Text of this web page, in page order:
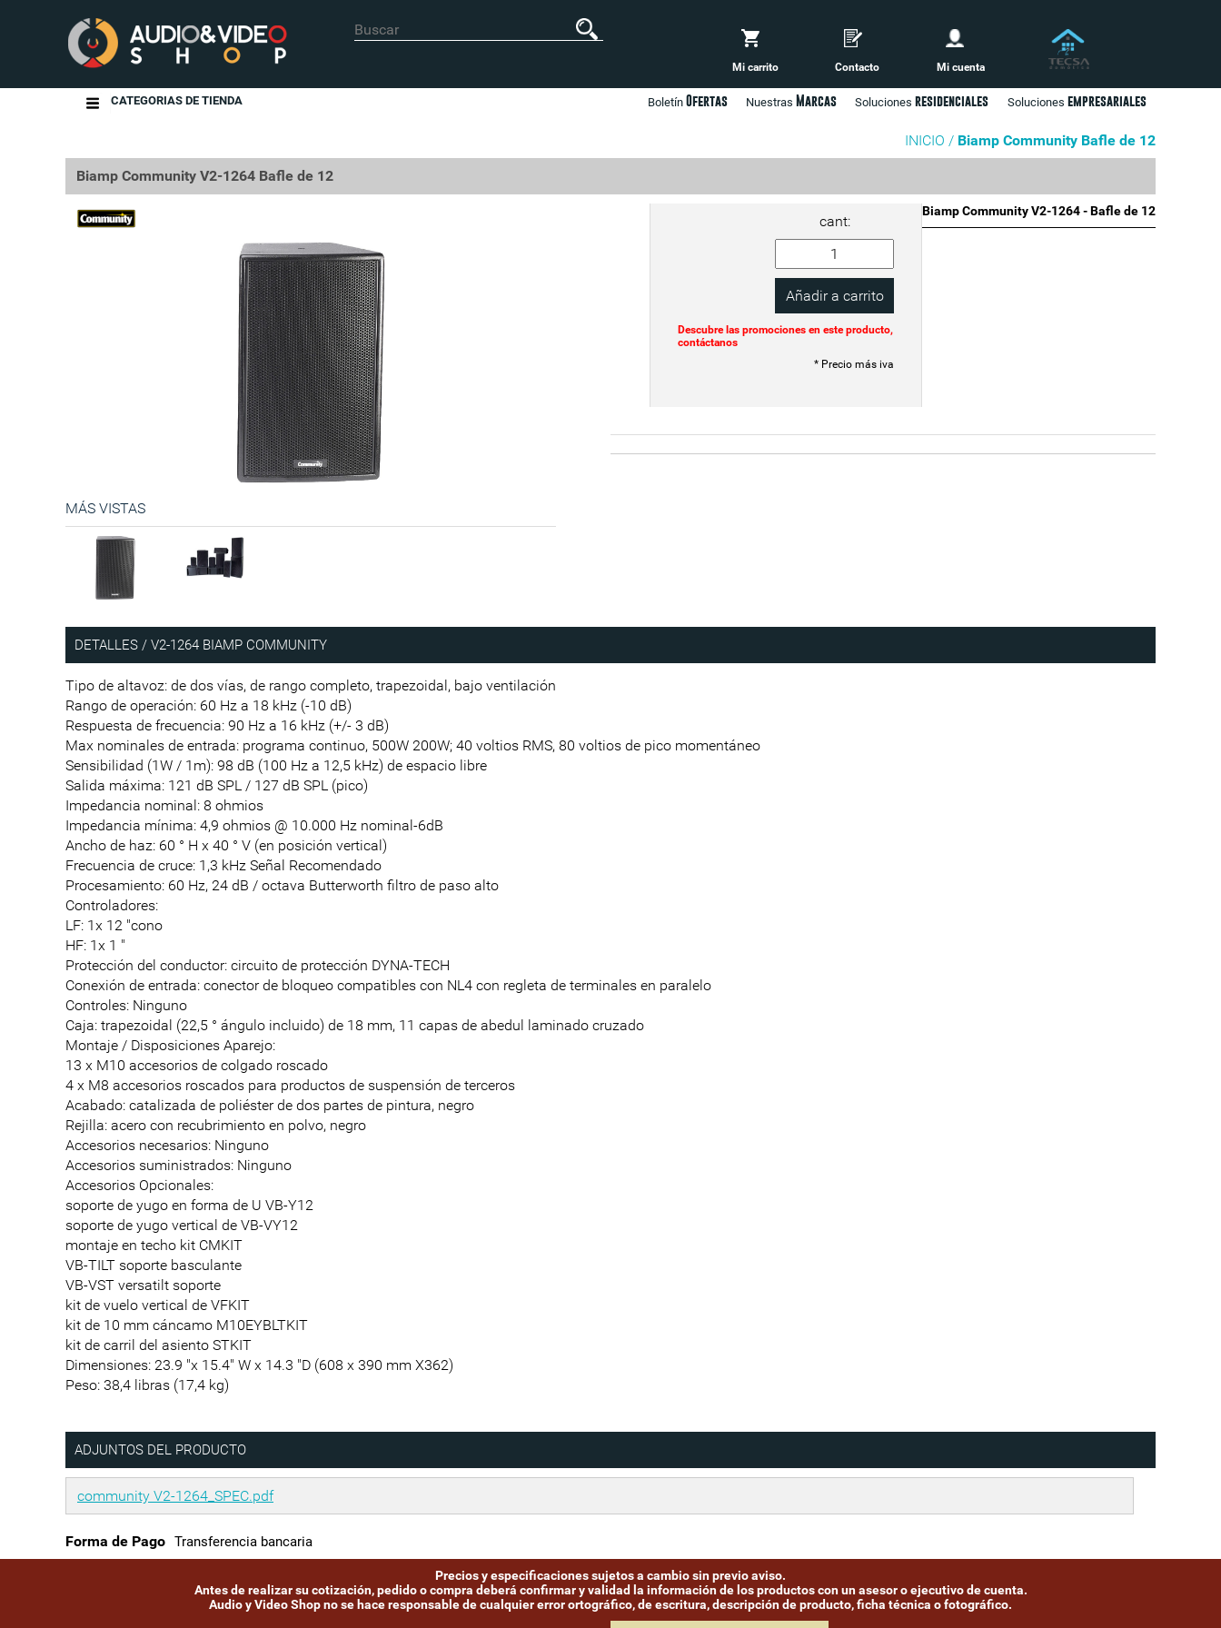
Mi carrito Contacto Mi cuenta
Soluciones empresariales
Soluciones residenciales
Nuestras Marcas
Boletín Ofertas
CATEGORIAS DE TIENDA
INICIO / Biamp Community Bafle de 12
Biamp Community V2-1264 Bafle de 12
MÁS VISTAS
Biamp Community V2-1264 - Bafle de 12
cant:
Descubre las promociones en este producto,
contáctanos
* Precio más iva
DETALLES / V2-1264 BIAMP COMMUNITY
Tipo de altavoz: de dos vías, de rango completo, trapezoidal, bajo ventilación
Rango de operación: 60 Hz a 18 kHz (-10 dB)
Respuesta de frecuencia: 90 Hz a 16 kHz (+/- 3 dB)
Max nominales de entrada: programa continuo, 500W 200W; 40 voltios RMS, 80 voltios de pico momentáneo
Sensibilidad (1W / 1m): 98 dB (100 Hz a 12,5 kHz) de espacio libre
Salida máxima: 121 dB SPL / 127 dB SPL (pico)
Impedancia nominal: 8 ohmios
Impedancia mínima: 4,9 ohmios @ 10.000 Hz nominal-6dB
Ancho de haz: 60 ° H x 40 ° V (en posición vertical)
Frecuencia de cruce: 1,3 kHz Señal Recomendado
Procesamiento: 60 Hz, 24 dB / octava Butterworth filtro de paso alto
Controladores:
LF: 1x 12 "cono
HF: 1x 1 "
Protección del conductor: circuito de protección DYNA-TECH
Conexión de entrada: conector de bloqueo compatibles con NL4 con regleta de terminales en paralelo
Controles: Ninguno
Caja: trapezoidal (22,5 ° ángulo incluido) de 18 mm, 11 capas de abedul laminado cruzado
Montaje / Disposiciones Aparejo:
13 x M10 accesorios de colgado roscado
4 x M8 accesorios roscados para productos de suspensión de terceros
Acabado: catalizada de poliéster de dos partes de pintura, negro
Rejilla: acero con recubrimiento en polvo, negro
Accesorios necesarios: Ninguno
Accesorios suministrados: Ninguno
Accesorios Opcionales:
soporte de yugo en forma de U VB-Y12
soporte de yugo vertical de VB-VY12
montaje en techo kit CMKIT
VB-TILT soporte basculante
VB-VST versatilt soporte
kit de vuelo vertical de VFKIT
kit de 10 mm cáncamo M10EYBLTKIT
kit de carril del asiento STKIT
Dimensiones: 23.9 "x 15.4" W x 14.3 "D (608 x 390 mm X362)
Peso: 38,4 libras (17,4 kg)
ADJUNTOS DEL PRODUCTO
community V2-1264_SPEC.pdf
Forma de Pago Transferencia bancaria
Precios y especificaciones sujetos a cambio sin previo aviso.
Antes de realizar su cotización, pedido o compra deberá confirmar y validad la información de los productos con un asesor o ejecutivo de cuenta.
Audio y Video Shop no se hace responsable de cualquier error ortográfico, de escritura, descripción de producto, ficha técnica o fotográfico.